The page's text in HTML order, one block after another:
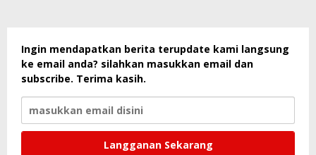
Ingin mendapatkan berita terupdate kami langsung
ke email anda? silahkan masukkan email dan
subscribe. Terima kasih.